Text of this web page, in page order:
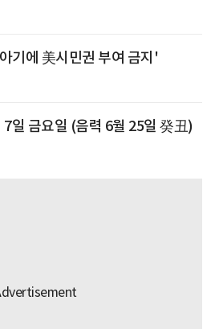
기에 美시민권 부여 금지'
일 금요일 (음력 6월 25일 癸丑)